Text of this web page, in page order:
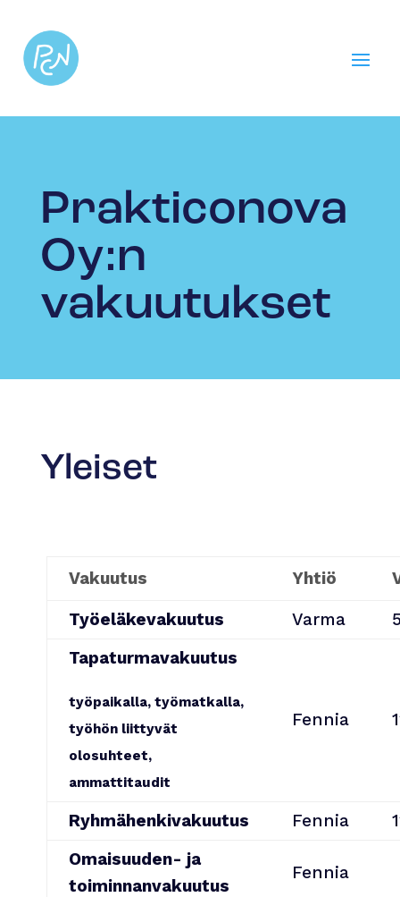
Prakticonova
Oy:n
vakuutukset
Yleiset
Vakuutus Yhtiö
Työeläkevakuutus
Varma
Tapaturmavakuutus
työpaikalla, työmatkalla,
työhön liittyvät
olosuhteet,
ammattitaudit
Fennia
Ryhmähenkivakuutus Fennia
Omaisuuden- ja
toiminnanvakuutus
Fennia